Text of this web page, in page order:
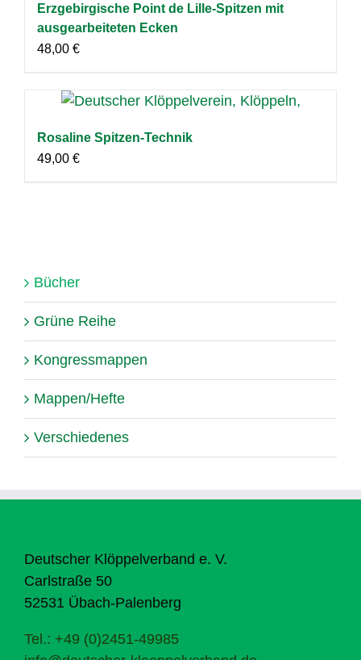
Erzgebirgische Point de Lille-Spitzen mit
ausgearbeiteten Ecken
48,00 €
Rosaline Spitzen-Technik
49,00 €
Bücher
Grüne Reihe
Kongressmappen
Mappen/Hefte
Verschiedenes
Deutscher Klöppelverband e. V.
Carlstraße 50
52531 Übach-Palenberg
Tel.: +49 (0)2451-49985